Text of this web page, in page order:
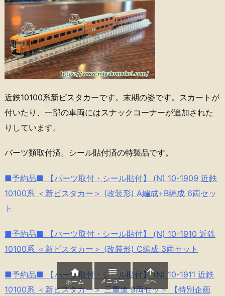
近鉄10100系新ビスタカーです。末期の姿です。スカートが
付いたり、一部の車両にはスナックコーナーが追加された
りしています。
パーツ類取付済。シール貼付済の特製品です。
■予約品■ 【パーツ取付・シール貼付】 (N) 10-1909 近鉄
10100系 ＜新ビスタカー＞ (改装形) A編成+B編成 6両セッ
ト
■予約品■ 【パーツ取付・シール貼付】 (N) 10-1910 近鉄
10100系 ＜新ビスタカー＞ (改装形) C編成 3両セット
■予約品■ 【パーツ取付・シール貼付】 (N) 10-1911 近鉄
10100系 ＜新ビスタカー＞ 三重連 9両セット 【特別企画

ホーム

メニュー

上へ